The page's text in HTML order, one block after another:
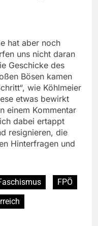
hat aber noch
uns nicht daran
Geschicke des
Bösen kamen
wie Köhlmeier
etwas bewirkt
einem Kommentar
dabei ertappt
resignieren, die
Hinterfragen und
FPÖ